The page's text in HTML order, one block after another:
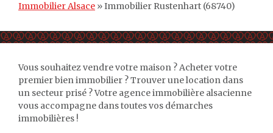
Immobilier Alsace »Immobilier Rustenhart (68740)
Vous souhaitez vendre votre maison ? Acheter votre
premier bien immobilier ? Trouver une location dans
un secteur prisé ? Votre agence immobilière alsacienne
vous accompagne dans toutes vos démarches
immobilières !